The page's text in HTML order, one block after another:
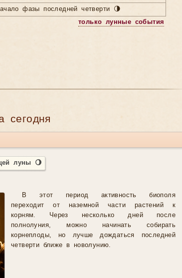
фазы последней четверти 🌗
только лунные события
сегодня
луны 🌖
В этот период активность биополя
переходит от наземной части растений к
корням. Через несколько дней после
полнолуния, можно начинать собирать
корнеплоды, но лучше дождаться последней
четверти ближе в новолунию.